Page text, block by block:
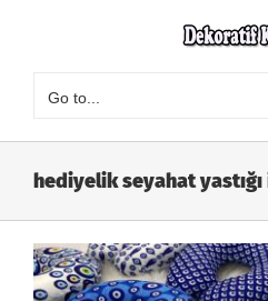
Go to...
hediyelik seyahat yastığı